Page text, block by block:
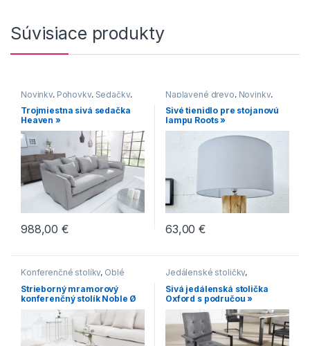
Súvisiace produkty
Novinky, Pohovky, Sedačky,
Sedenie
Trojmiestna sivá sedačka
Heaven »
988,00€
Naplavené drevo, Novinky,
Stojace lampy
Svietidlá
Sivé tienidlo pre stojanovú
lampu Roots »
63,00€
Konferenčné stolíky, Oblé
konferenčné stolíky
Strieborný mramorový
konferenčný stolík Noble Ø
Jedálenské stoličky,
Jedálenské stoličky s
čalúneným sedákom,
Jedálenské stoličky s
kovovou podnožou,
Jedálenské stoličky s
lyžinovým podstavcom,
Sivá jedálenská stolička
Oxford s područou »